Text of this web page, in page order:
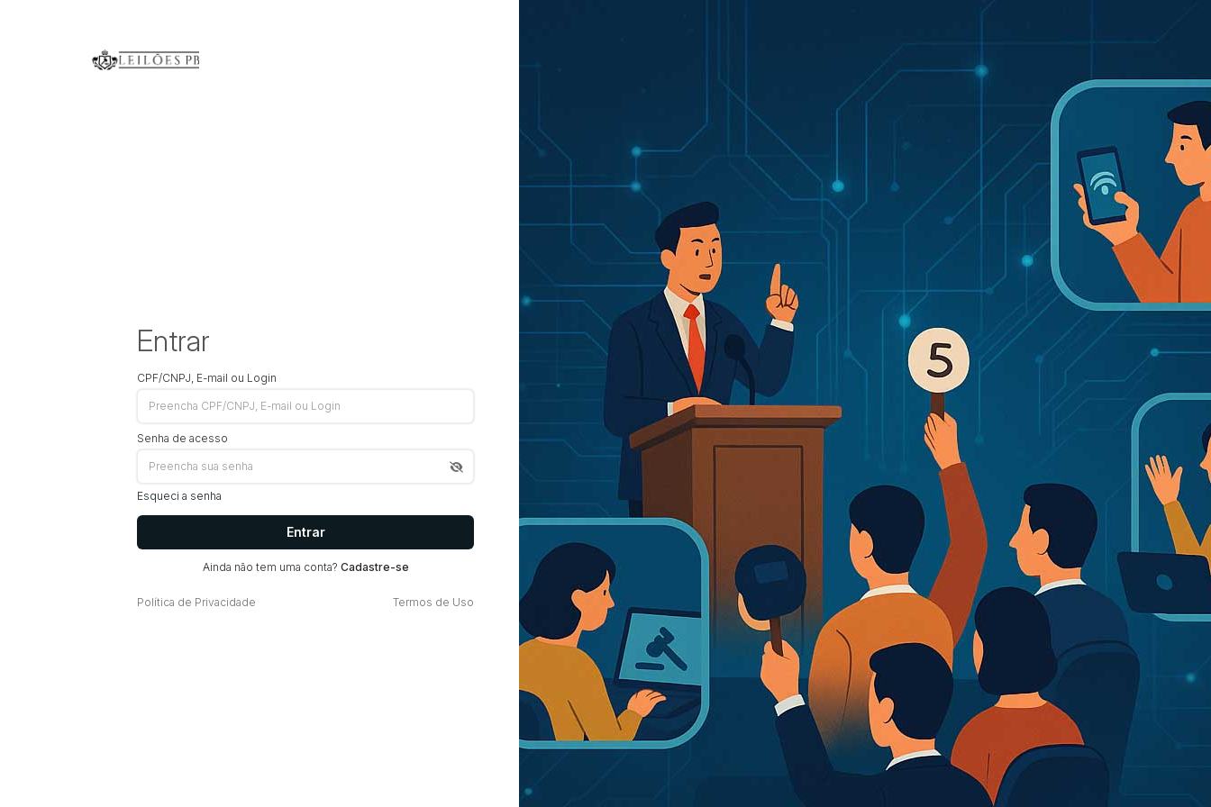
Entrar
CPF/CNPJ, E-mail ou Login
Senha de acesso
Esqueci a senha
Entrar
Ainda não tem uma conta? Cadastre-se
Política de Privacidade Termos de Uso